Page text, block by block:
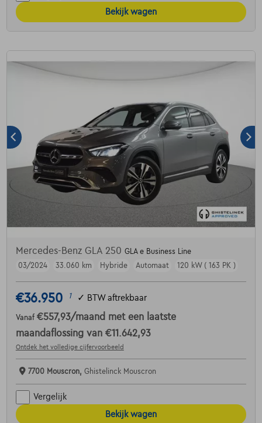
Bekijk wagen
Mercedes-Benz GLA 250 GLA e Business Line
03/2024
33.060 km Hybride Automaat 120 kW ( 163 PK )
€36.950 1 ✓ BTW aftrekbaar
Vanaf €557,93/maand met een laatste
maandaflossing van €11.642,93
Ontdek het volledige cijfervoorbeeld
7700 Mouscron, Ghistelinck Mouscron
Vergelijk
Bekijk wagen